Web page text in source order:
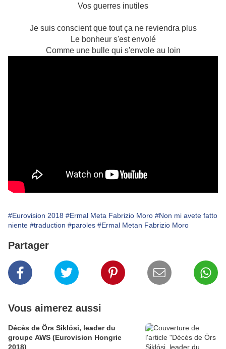
Vos guerres inutiles
Je suis conscient que tout ça ne reviendra plus
Le bonheur s'est envolé
Comme une bulle qui s'envole au loin
#Eurovision 2018 #Ermal Meta Fabrizio Moro #Non mi avete fatto
niente #traduction #paroles #Ermal Metan Fabrizio Moro
Partager
Vous aimerez aussi
Décès de Örs Siklósi, leader du
groupe AWS (Eurovision Hongrie
2018)